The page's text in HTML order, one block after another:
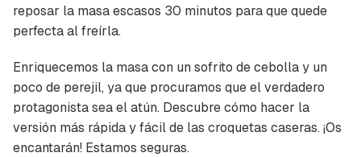
reposar la masa escasos 30 minutos para que quede
perfecta al freírla.
Enriquecemos la masa con un sofrito de cebolla y un
poco de perejil, ya que procuramos que el verdadero
protagonista sea el atún. Descubre cómo hacer la
versión más rápida y fácil de las croquetas caseras. ¡Os
encantarán! Estamos seguras.